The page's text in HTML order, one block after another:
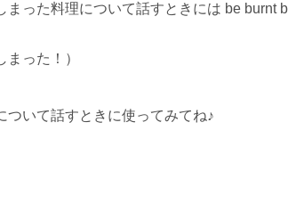
った料理について話すときには be burnt
まった！）
ついて話すときに使ってみてね♪